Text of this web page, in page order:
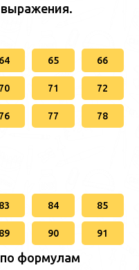
64 65 66
70 71 72
76 77 78
83 84 85
89 90 91
формулам